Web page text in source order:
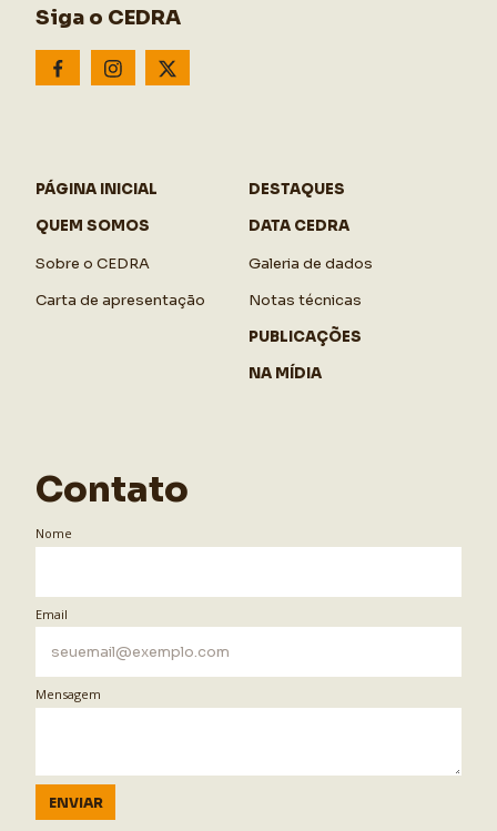
Siga o CEDRA
PÁGINA INICIAL
QUEM SOMOS
Sobre o CEDRA
Carta de apresentação
DESTAQUES
DATA CEDRA
Galeria de dados
Notas técnicas
PUBLICAÇÕES
NA MÍDIA
Contato
Nome
Email
Mensagem
ENVIAR